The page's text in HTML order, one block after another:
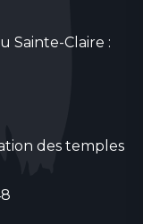
Sainte-Claire :
des temples